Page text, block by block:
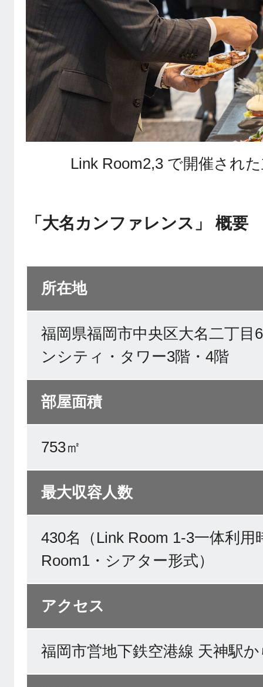
Link Room2,3 で開催され
「大名カンファレンス」 概要
所在地
福岡県福岡市中央区大名二丁目
ンシティ・タワー3階・4階
部屋面積
753㎡
最大収容人数
430名（Link Room 1-3一体利用
Room1・シアター形式）
アクセス
福岡市営地下鉄空港線 天神駅